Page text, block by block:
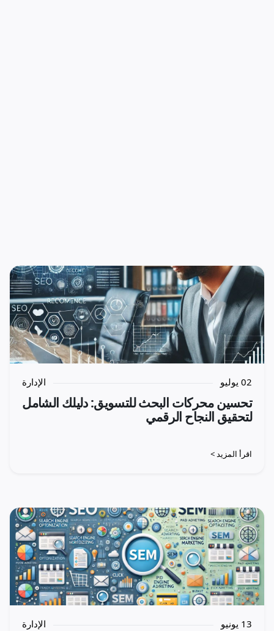
02 يوليو الإدارة
تحسين محركات البحث للتسويق: دليلك الشامل
لتحقيق النجاح الرقمي
اقرأ المزيد >
13 يونيو الإدارة